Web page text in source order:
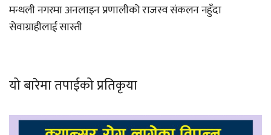
मन्थली नगरमा अनलाइन प्रणालीको राजस्व संकलन नहुँदा
सेवाग्राहीलाई सास्ती
यो बारेमा तपाईको प्रतिकृया